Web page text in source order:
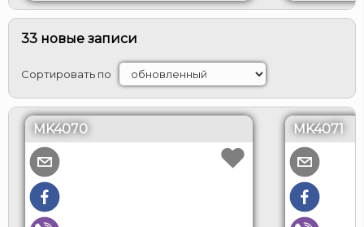
33 новые записи
Сортировать по
MK4070 MK4071